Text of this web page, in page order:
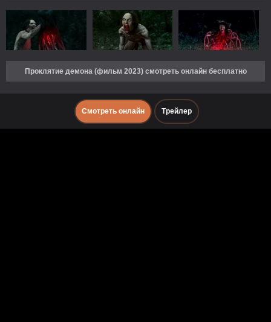
Проклятие демона (фильм 2023) смотреть онлайн бесплатно
Смотреть онлайн Трейлер